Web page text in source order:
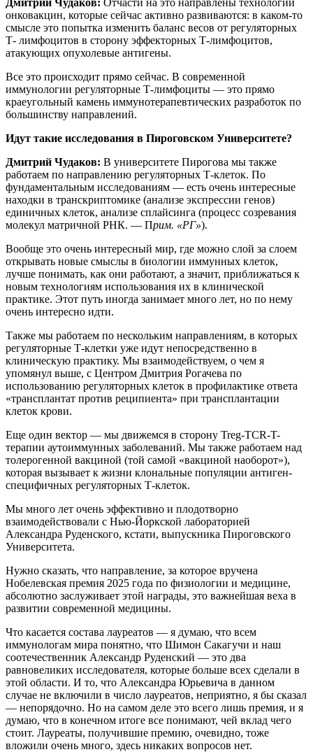
онковакцин, которые сейчас активно развиваются: в каком-то
смысле это попытка изменить баланс весов от регуляторных
Т- лимфоцитов в сторону эффекторных Т-лимфоцитов,
атакующих опухолевые антигены.
Все это происходит прямо сейчас. В современной
иммунологии регуляторные Т-лимфоциты — это прямо
краеугольный камень иммунотерапевтических разработок по
большинству направлений.
Идут такие исследования в Пироговском Университете?
Дмитрий Чудаков: В университете Пирогова мы также
работаем по направлению регуляторных Т-клеток. По
фундаментальным исследованиям — есть очень интересные
находки в транскриптомике (анализе экспрессии генов)
единичных клеток, анализе сплайсинга (процесс созревания
молекул матричной РНК. — Прим. «РГ»).
Вообще это очень интересный мир, где можно слой за слоем
открывать новые смыслы в биологии иммунных клеток,
лучше понимать, как они работают, а значит, приближаться к
новым технологиям использования их в клинической
практике. Этот путь иногда занимает много лет, но по нему
очень интересно идти.
Также мы работаем по нескольким направлениям, в которых
регуляторные Т-клетки уже идут непосредственно в
клиническую практику. Мы взаимодействуем, о чем я
упомянул выше, с Центром Дмитрия Рогачева по
использованию регуляторных клеток в профилактике ответа
«трансплантат против реципиента» при трансплантации
клеток крови.
Еще один вектор — мы движемся в сторону Treg-TCR-T-
терапии аутоиммунных заболеваний. Мы также работаем над
толерогенной вакциной (той самой «вакциной наоборот»),
которая вызывает к жизни клональные популяции антиген-
специфичных регуляторных Т-клеток.
Мы много лет очень эффективно и плодотворно
взаимодействовали с Нью-Йоркской лабораторией
Александра Руденского, кстати, выпускника Пироговского
Университета.
Нужно сказать, что направление, за которое вручена
Нобелевская премия 2025 года по физиологии и медицине,
абсолютно заслуживает этой награды, это важнейшая веха в
развитии современной медицины.
Что касается состава лауреатов — я думаю, что всем
иммунологам мира понятно, что Шимон Сакагучи и наш
соотечественник Александр Руденский — это два
равновеликих исследователя, которые больше всех сделали в
этой области. И то, что Александра Юрьевича в данном
случае не включили в число лауреатов, неприятно, я бы сказал
— непорядочно. Но на самом деле это всего лишь премия, и я
думаю, что в конечном итоге все понимают, чей вклад чего
стоит. Лауреаты, получившие премию, очевидно, тоже
вложили очень много, здесь никаких вопросов нет.